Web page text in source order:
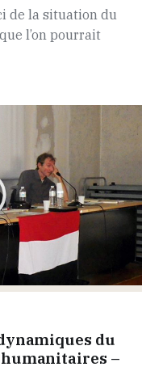
de la situation du
l’on pourrait
du
–